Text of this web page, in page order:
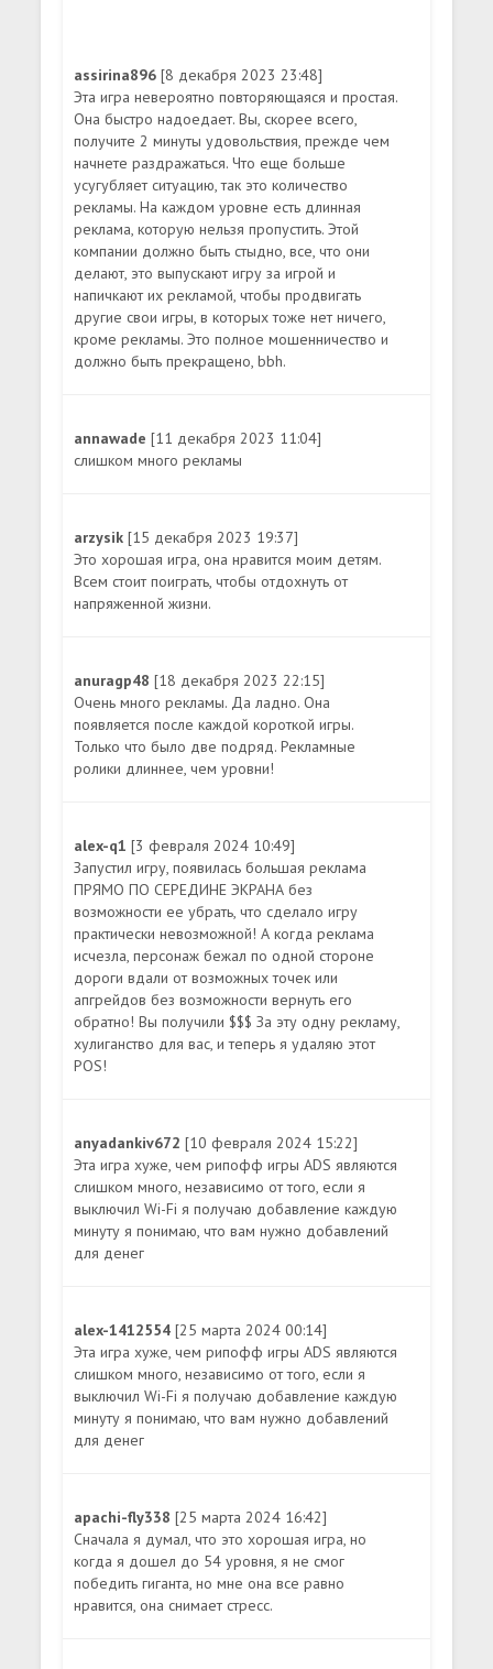
assirina896[8 декабря 2023 23:48]
Эта игра невероятно повторяющаяся и простая.
Она быстро надоедает. Вы, скорее всего,
получите 2 минуты удовольствия, прежде чем
начнете раздражаться. Что еще больше
усугубляет ситуацию, так это количество
рекламы. На каждом уровне есть длинная
реклама, которую нельзя пропустить. Этой
компании должно быть стыдно, все, что они
делают, это выпускают игру за игрой и
напичкают их рекламой, чтобы продвигать
другие свои игры, в которых тоже нет ничего,
кроме рекламы. Это полное мошенничество и
должно быть прекращено, bbh.
annawade[11 декабря 2023 11:04]
слишком много рекламы
arzysik[15 декабря 2023 19:37]
Это хорошая игра, она нравится моим детям.
Всем стоит поиграть, чтобы отдохнуть от
напряженной жизни.
anuragp48[18 декабря 2023 22:15]
Очень много рекламы. Да ладно. Она
появляется после каждой короткой игры.
Только что было две подряд. Рекламные
ролики длиннее, чем уровни!
alex-q1[3 февраля 2024 10:49]
Запустил игру, появилась большая реклама
ПРЯМО ПО СЕРЕДИНЕ ЭКРАНА без
возможности ее убрать, что сделало игру
практически невозможной! А когда реклама
исчезла, персонаж бежал по одной стороне
дороги вдали от возможных точек или
апгрейдов без возможности вернуть его
обратно! Вы получили $$$ За эту одну рекламу,
хулиганство для вас, и теперь я удаляю этот
POS!
anyadankiv672[10 февраля 2024 15:22]
Эта игра хуже, чем рипофф игры ADS являются
слишком много, независимо от того, если я
выключил Wi-Fi я получаю добавление каждую
минуту я понимаю, что вам нужно добавлений
для денег
alex-1412554[25 марта 2024 00:14]
Эта игра хуже, чем рипофф игры ADS являются
слишком много, независимо от того, если я
выключил Wi-Fi я получаю добавление каждую
минуту я понимаю, что вам нужно добавлений
для денег
apachi-fly338[25 марта 2024 16:42]
Сначала я думал, что это хорошая игра, но
когда я дошел до 54 уровня, я не смог
победить гиганта, но мне она все равно
нравится, она снимает стресс.